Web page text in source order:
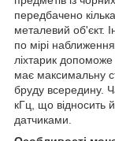
передбачено
металевий об'єкт.
по мірі
ліхтарик
має максимальну
бруду всередину.
кГц, що відносить
датчиками.